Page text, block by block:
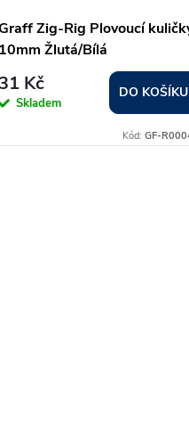
Zig-Rig Plovoucí
10mm Žlutá/Bílá
31 Kč
Skladem
DO KOŠÍKU
Kód: GF-